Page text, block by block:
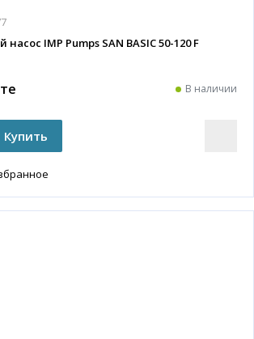
IMP Pumps SAN BASIC 50-120 F
В наличии